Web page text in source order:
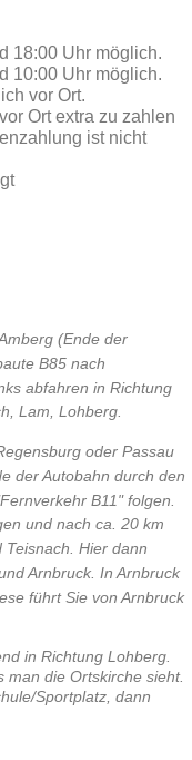
18:00 Uhr möglich.
10:00 Uhr möglich.
vor Ort.
Ort extra zu zahlen
ist nicht
(Ende der
B85 nach
abfahren in Richtung
Lam, Lohberg.
oder Passau
der Autobahn durch den
B11" folgen.
und nach ca. 20 km
Hier dann
Arnbruck. In Arnbruck
führt Sie von Arnbruck
in Richtung Lohberg.
man die Ortskirche sieht.
Sportplatz, dann